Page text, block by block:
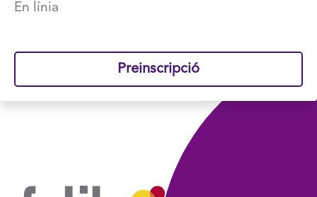
En línia
Preinscripció